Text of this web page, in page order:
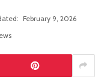
February 9, 2026